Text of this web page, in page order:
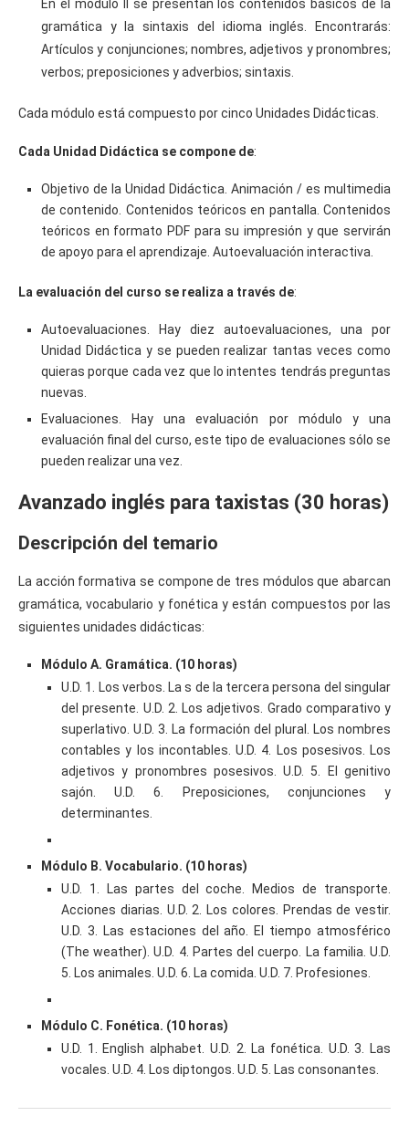
En el módulo II se presentan los contenidos básicos de la
gramática y la sintaxis del idioma inglés. Encontrarás:
Artículos y conjunciones; nombres, adjetivos y pronombres;
verbos; preposiciones y adverbios; sintaxis.
Cada módulo está compuesto por cinco Unidades Didácticas.
Cada Unidad Didáctica se compone de:
Objetivo de la Unidad Didáctica. Animación / es multimedia
de contenido. Contenidos teóricos en pantalla. Contenidos
teóricos en formato PDF para su impresión y que servirán
de apoyo para el aprendizaje. Autoevaluación interactiva.
La evaluación del curso se realiza a través de:
Autoevaluaciones. Hay diez autoevaluaciones, una por
Unidad Didáctica y se pueden realizar tantas veces como
quieras porque cada vez que lo intentes tendrás preguntas
nuevas.
Evaluaciones. Hay una evaluación por módulo y una
evaluación final del curso, este tipo de evaluaciones sólo se
pueden realizar una vez.
Avanzado inglés para taxistas (30 horas)
Descripción del temario
La acción formativa se compone de tres módulos que abarcan
gramática, vocabulario y fonética y están compuestos por las
siguientes unidades didácticas:
Módulo A. Gramática. (10 horas)
U.D. 1. Los verbos. La s de la tercera persona del singular
del presente. U.D. 2. Los adjetivos. Grado comparativo y
superlativo. U.D. 3. La formación del plural. Los nombres
contables y los incontables. U.D. 4. Los posesivos. Los
adjetivos y pronombres posesivos. U.D. 5. El genitivo
sajón. U.D. 6. Preposiciones, conjunciones y
determinantes.
Módulo B. Vocabulario. (10 horas)
U.D. 1. Las partes del coche. Medios de transporte.
Acciones diarias. U.D. 2. Los colores. Prendas de vestir.
U.D. 3. Las estaciones del año. El tiempo atmosférico
(The weather). U.D. 4. Partes del cuerpo. La familia. U.D.
5. Los animales. U.D. 6. La comida. U.D. 7. Profesiones.
Módulo C. Fonética. (10 horas)
U.D. 1. English alphabet. U.D. 2. La fonética. U.D. 3. Las
vocales. U.D. 4. Los diptongos. U.D. 5. Las consonantes.